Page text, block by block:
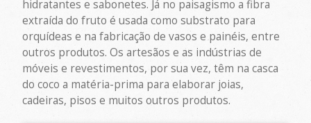
hidratantes e sabonetes. Já no paisagismo a fibra
extraída do fruto é usada como substrato para
orquídeas e na fabricação de vasos e painéis, entre
outros produtos. Os artesãos e as indústrias de
móveis e revestimentos, por sua vez, têm na casca
do coco a matéria-prima para elaborar joias,
cadeiras, pisos e muitos outros produtos.